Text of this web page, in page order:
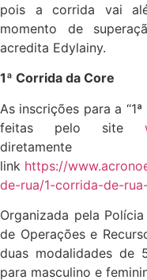
pois a corrida vai
momento de
acredita Edylainy.
1ª Corrida da Core
As inscrições para a
feitas pelo site
link https://
de-rua/1-corrida-de-
Organizada pela
de Operações e
duas modalidades de
para masculino e